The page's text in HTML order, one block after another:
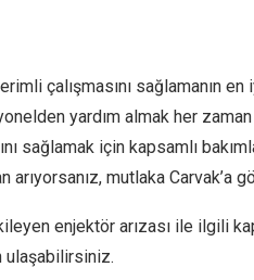
çalışmasını sağlamanın
yardım almak her
sağlamak için kapsamlı
mutlaka Carvak’a
enjektör arızası ile ilgili
ulaşabilirsiniz.